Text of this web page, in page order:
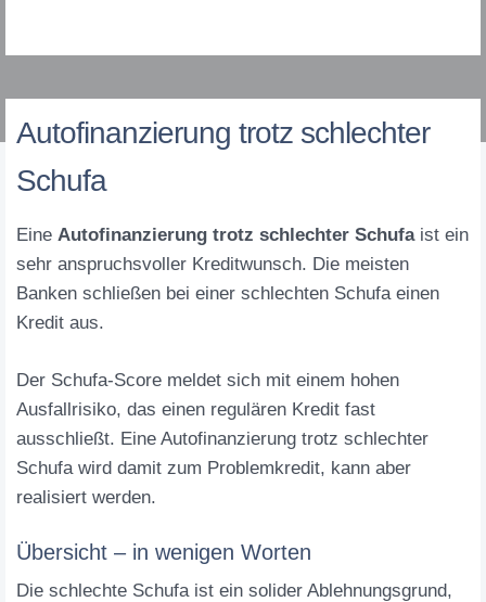
Autofinanzierung trotz schlechter
Schufa
Eine Autofinanzierung trotz schlechter Schufaist ein
sehr anspruchsvoller Kreditwunsch. Die meisten
Banken schließen bei einer schlechten Schufa einen
Kredit aus.
Der Schufa-Score meldet sich mit einem hohen
Ausfallrisiko, das einen regulären Kredit fast
ausschließt. Eine Autofinanzierung trotz schlechter
Schufa wird damit zum Problemkredit, kann aber
realisiert werden.
Übersicht – in wenigen Worten
Die schlechte Schufa ist ein solider Ablehnungsgrund,